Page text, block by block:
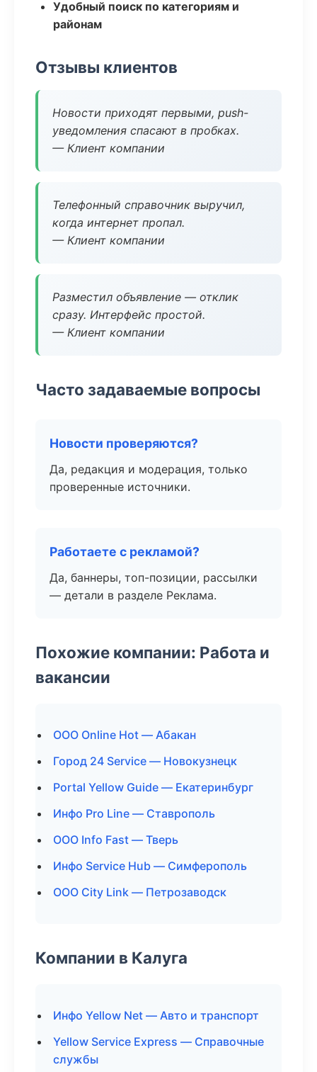
Удобный поиск по категориям и
районам
Отзывы клиентов
Новости приходят первыми, push-
уведомления спасают в пробках.
— Клиент компании
Телефонный справочник выручил,
когда интернет пропал.
— Клиент компании
Разместил объявление — отклик
сразу. Интерфейс простой.
— Клиент компании
Часто задаваемые вопросы
Новости проверяются?
Да, редакция и модерация, только
проверенные источники.
Работаете с рекламой?
Да, баннеры, топ-позиции, рассылки
— детали в разделе Реклама.
Похожие компании: Работа и
вакансии
ООО Online Hot — Абакан
Город 24 Service — Новокузнецк
Portal Yellow Guide — Екатеринбург
Инфо Pro Line — Ставрополь
ООО Info Fast — Тверь
Инфо Service Hub — Симферополь
ООО City Link — Петрозаводск
Компании в Калуга
Инфо Yellow Net — Авто и транспорт
Yellow Service Express — Справочные
службы